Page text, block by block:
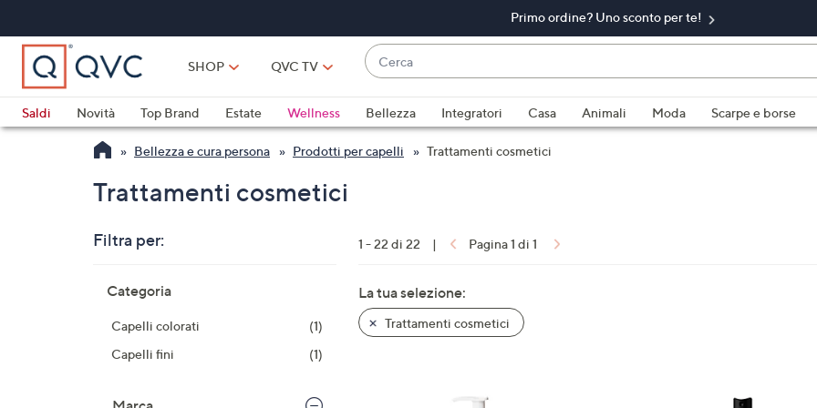
contenuto
principale
Primo ordine? Uno sconto per te!
SHOP QVC TV
Cerca
sono
disponibili
suggerimenti,
freccia
giù
oppure
Saldi Novità Top Brand Estate Wellness Bellezza Integratori Casa Animali Moda
Scarpe e borse
Elettrodomestici
Bellezza e cura persona Prodotti per capelli Trattamenti cosmetici
Trattamenti cosmetici
Filtra per:
alla
prodotti
Categoria
Capelli colorati
(1)
Capelli fini
(1)
1 - 22 di 22 | Pagina 1 di 1
La tua selezione:
Trattamenti cosmetici